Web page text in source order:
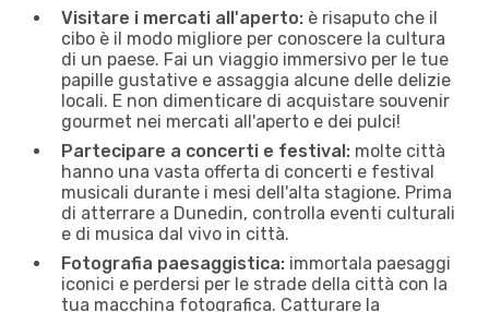
Visitare i mercati all'aperto: è risaputo che il
cibo è il modo migliore per conoscere la cultura
di un paese. Fai un viaggio immersivo per le tue
papille gustative e assaggia alcune delle delizie
locali. E non dimenticare di acquistare souvenir
gourmet nei mercati all'aperto e dei pulci!
Partecipare a concerti e festival: molte città
hanno una vasta offerta di concerti e festival
musicali durante i mesi dell'alta stagione. Prima
di atterrare a Dunedin, controlla eventi culturali
e di musica dal vivo in città.
Fotografia paesaggistica: immortala paesaggi
iconici e perdersi per le strade della città con la
tua macchina fotografica. Catturare la